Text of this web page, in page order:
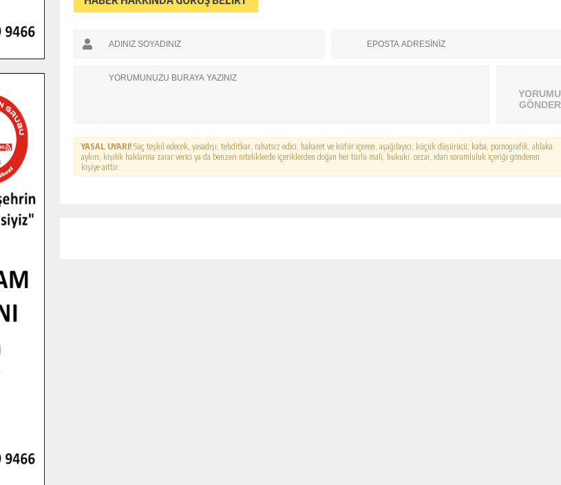
YORUMU
GÖNDER
YASAL UYARI! Suç teşkil edecek, yasadışı, tehditkar, rahatsız edici, hakaret ve küfür içeren, aşağılayıcı, küçük düşürücü, kaba, pornografik, ahlaka
aykırı, kişilik haklarına zarar verici ya da benzeri niteliklerde içeriklerden doğan her türlü mali, hukuki, cezai, idari sorumluluk içeriği gönderen
kişiye aittir.